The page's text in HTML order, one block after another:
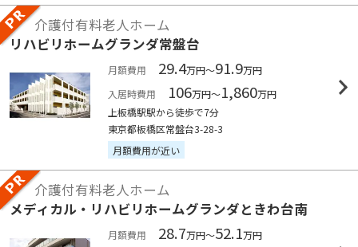
介護付有料老人ホーム
リハビリホームグランダ常盤台
月額費用 29.4万円～91.9万円
入居時費用
106万円～1,860万円
上板橋駅駅から徒歩で7分
東京都板橋区常盤台3-28-3
月額費用が近い
介護付有料老人ホーム
メディカル・リハビリホームグランダときわ台南
月額費用 28.7万円～52.1万円